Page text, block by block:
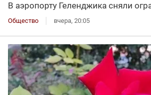
В аэропорту Геленджика сняли
Общество вчера, 20:05